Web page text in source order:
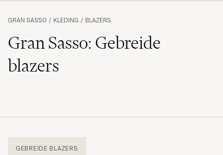
GRAN SASSO / KLEDING / BLAZERS
Gran Sasso: Gebreide
blazers
GEBREIDE BLAZERS